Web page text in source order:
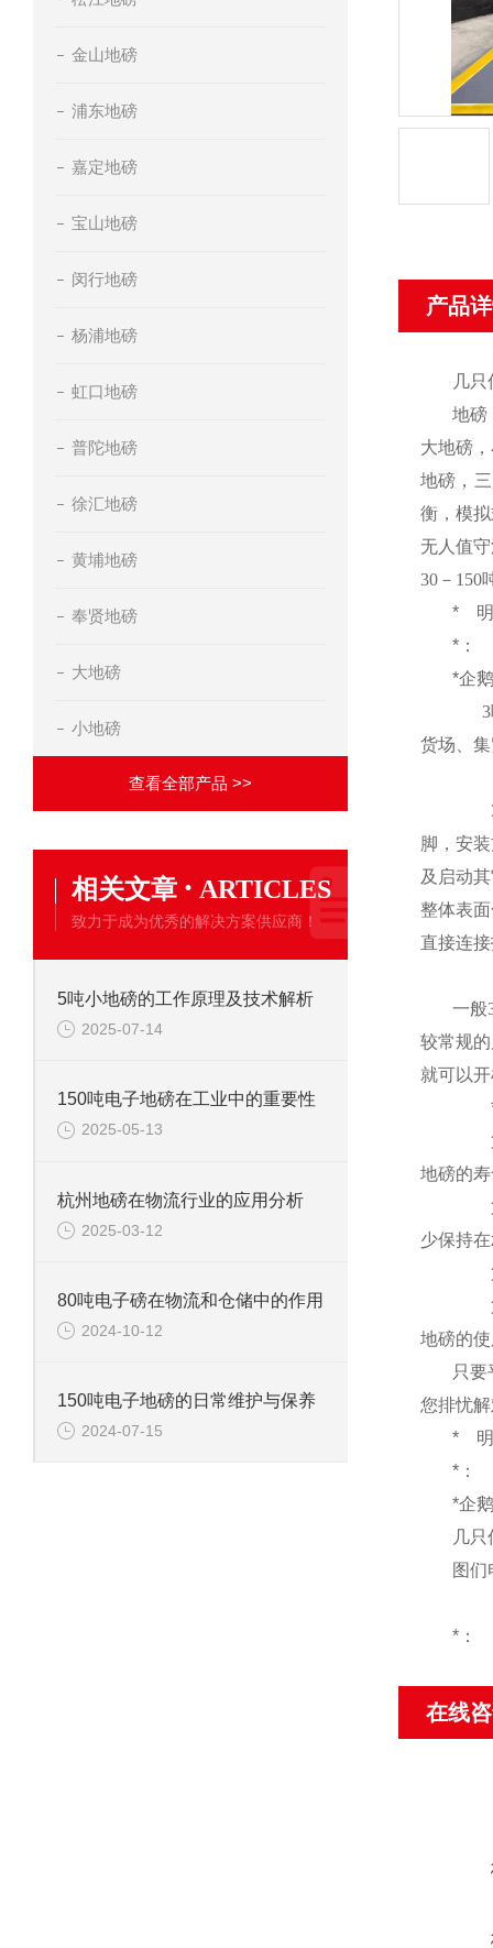
金山地磅
浦东地磅
嘉定地磅
宝山地磅
闵行地磅
杨浦地磅
虹口地磅
普陀地磅
徐汇地磅
黄埔地磅
奉贤地磅
大地磅
小地磅
查看全部产品 >>
相关文章 · ARTICLES
致力于成为优秀的解决方案供应商！
5吨小地磅的工作原理及技术解析
2025-07-14
150吨电子地磅在工业中的重要性
2025-05-13
杭州地磅在物流行业的应用分析
2025-03-12
80吨电子磅在物流和仓储中的作用
2024-10-12
150吨电子地磅的日常维护与保养
2024-07-15
产品
几
地磅
大地磅
地磅，
衡，模
无人值
30－ 150
*
*：
*企
3
货场、
脚，安
及启动
整体表
直接连
一般
较常规
就可以
地磅的
少保持
地磅的
只
您排忧
*
*：
*企
几
图们
*：
在线